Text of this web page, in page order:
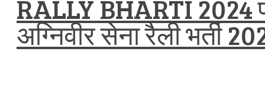
RALLY BHARTI 2024
अग्निवीर सेना रैली भर्ती